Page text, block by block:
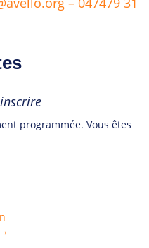
programmée. Vous êtes